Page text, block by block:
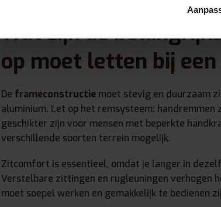
Wat zijn de
op moet letten bij
De frameconstructie moet stevig en duurzaam
aluminium. Let op het remsysteem:
geschikter zijn voor mensen met beperkte
verschillende soorten terrein mogelijk.
Zitcomfort is essentieel, omdat je langer in
Verstelbare zittingen en rugleuningen verhogen
moet soepel werken en gemakkelijk te bedienen